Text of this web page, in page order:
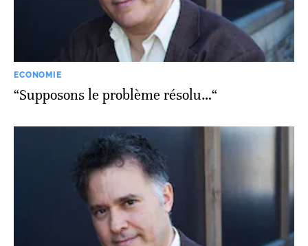
ECONOMIE
“Supposons le problème résolu…“